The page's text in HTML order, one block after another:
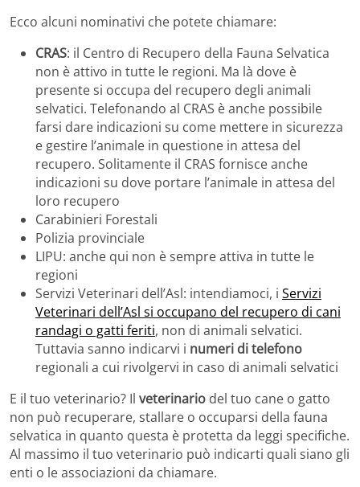
Ecco alcuni nominativi che potete chiamare:
CRAS: il Centro di Recupero della Fauna Selvatica
non è attivo in tutte le regioni. Ma là dove è
presente si occupa del recupero degli animali
selvatici. Telefonando al CRAS è anche possibile
farsi dare indicazioni su come mettere in sicurezza
e gestire l’animale in questione in attesa del
recupero. Solitamente il CRAS fornisce anche
indicazioni su dove portare l’animale in attesa del
loro recupero
Carabinieri Forestali
Polizia provinciale
LIPU: anche qui non è sempre attiva in tutte le
regioni
Servizi Veterinari dell’Asl: intendiamoci, i Servizi
Veterinari dell’Asl si occupano del recupero di cani
randagi o gatti feriti, non di animali selvatici.
Tuttavia sanno indicarvi i numeri di telefono
regionali a cui rivolgervi in caso di animali selvatici
E il tuo veterinario? Il veterinario del tuo cane o gatto
non può recuperare, stallare o occuparsi della fauna
selvatica in quanto questa è protetta da leggi specifiche.
Al massimo il tuo veterinario può indicarti quali siano gli
enti o le associazioni da chiamare.